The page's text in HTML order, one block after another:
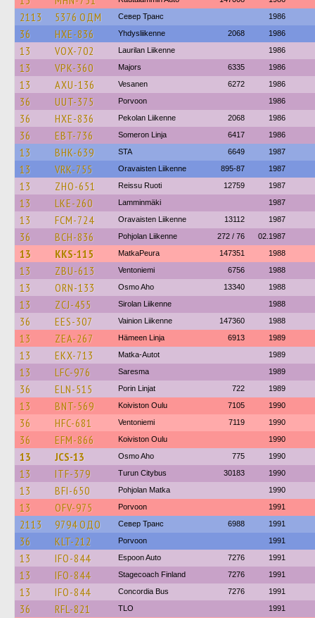
2113 5376 ОДМ Север Транс 1986
36 HXE-836 Yhdysliikenne 2068 1986
13 VOX-702 Laurilan Liikenne 1986
13 VPK-360 Majors 6335 1986
13 AXU-136 Vesanen 6272 1986
36 UUT-375 Porvoon 1986
36 HXE-836 Pekolan Liikenne 2068 1986
36 EBT-736 Someron Linja 6417 1986
13 BHK-639 STA 6649 1987
13 VRK-755 Oravaisten Liikenne 895-87 1987
13 ZHO-651 Reissu Ruoti 12759 1987
13 LKE-260 Lamminmäki 1987
13 FCM-724 Oravaisten Liikenne 13112 1987
36 BCH-836 Pohjolan Liikenne 272 / 76 02.1987
13 KKS-115 MatkaPeura 147351 1988
13 ZBU-613 Ventoniemi 6756 1988
13 ORN-133 Osmo Aho 13340 1988
13 ZCJ-455 Sirolan Liikenne 1988
36 EES-307 Vainion Liikenne 147360 1988
13 ZEA-267 Hämeen Linja 6913 1989
13 EKX-713 Matka-Autot 1989
13 LFC-976 Saresma 1989
36 ELN-515 Porin Linjat 722 1989
13 BNT-569 Koiviston Oulu 7105 1990
36 HFC-681 Ventoniemi 7119 1990
36 EFM-866 Koiviston Oulu 1990
13 JCS-13 Osmo Aho 775 1990
13 ITF-379 Turun Citybus 30183 1990
13 BFI-650 Pohjolan Matka 1990
13 OFV-975 Porvoon 1991
2113 9794 ОДО Север Транс 6988 1991
36 KLT-212 Porvoon 1991
13 IFO-844 Espoon Auto 7276 1991
13 IFO-844 Stagecoach Finland 7276 1991
13 IFO-844 Concordia Bus 7276 1991
36 RFL-821 TLO 1991